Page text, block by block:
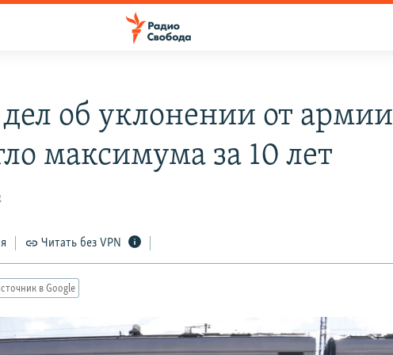
об уклонении от армии
максимума за 10 лет
Читать без VPN
в Google